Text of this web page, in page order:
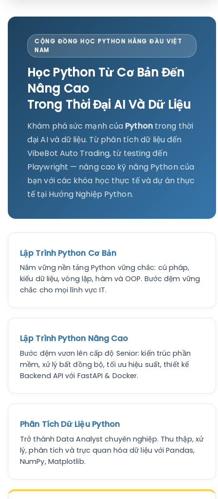
CỘNG ĐỒNG HỌC PYTHON HÀNG ĐẦU VIỆT
NAM
Học Python Từ Cơ Bản Đến
Nâng Cao
Trong Thời Đại AI Và Dữ Liệu
Khám phá sức mạnh của Pythontrong thời
đại AI và dữ liệu. Từ phân tích dữ liệu đến
VibeBot Auto Trading, từ testing đến
Playwright — nâng cao kỹ năng Python của
bạn với các khóa học thực tế và dự án thực
tế tại Hướng Nghiệp Python.
Lập Trình Python Cơ Bản
Nắm vững nền tảng Python vững chắc: cú pháp,
kiểu dữ liệu, vòng lặp, hàm và OOP. Bước đệm vững
chắc cho mọi lĩnh vực IT.
Lập Trình Python Nâng Cao
Bước đệm vươn lên cấp độ Senior: kiến trúc phần
mềm, xử lý bất đồng bộ, tối ưu hiệu suất, thiết kế
Backend API với FastAPI & Docker.
Phân Tích Dữ Liệu Python
Trở thành Data Analyst chuyên nghiệp. Thu thập, xử
lý, phân tích và trực quan hóa dữ liệu với Pandas,
NumPy, Matplotlib.